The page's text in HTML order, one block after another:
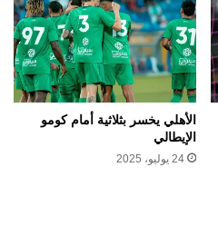
الأهلي يخسر بثلاثية أمام كومو
الإيطالي
24 يوليو، 2025